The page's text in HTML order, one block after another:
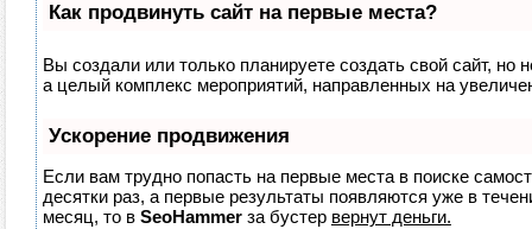
Как продвинуть сайт на первые места?
Вы создали или только планируете создать свой сайт, но
а целый комплекс мероприятий, направленных на
Ускорение продвижения
Если вам трудно попасть на первые места в поиске
десятки раз, а первые результаты появляются уже в
месяц, то в SeoHammerза бустер вернут деньги.